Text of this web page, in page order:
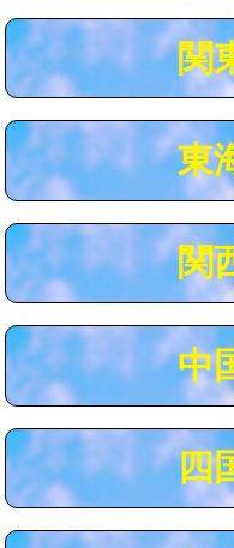
マス交換（土の掘削・埋
マス交換（深さ50㎝未満
マス交換（深さ50㎝以上
コンクリート斫り（厚さ
コンクリート斫り（厚さ
モルタル補修（厚さ10㎝
追加人工
※給水管工事は20mmま
関
東
関
中
四